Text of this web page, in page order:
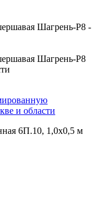
Шагрень-Р8 -
Шагрень-Р8
6П.10, 1,0х0,5 м